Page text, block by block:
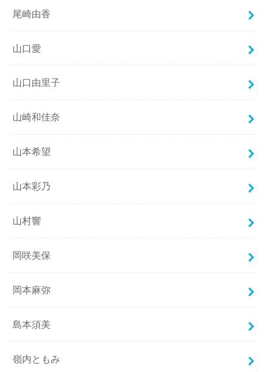
尾崎由香
山口愛
山口由里子
山崎和佳奈
山本希望
山本彩乃
山村響
岡咲美保
岡本麻弥
島本須美
嶺内ともみ